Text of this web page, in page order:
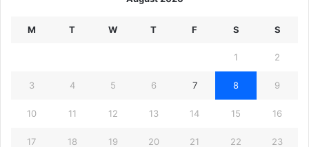
M T W T F S S
1 2
3 4 5 6 7 8 9
10 11 12 13 14 15 16
17 18 19 20 21 22 23